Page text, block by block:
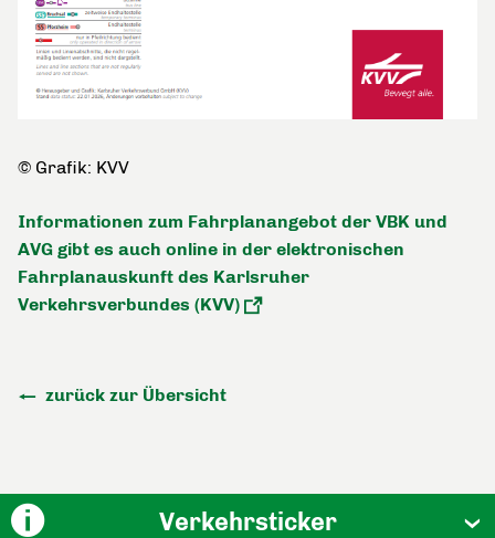
© Grafik: KVV
Informationen zum Fahrplanangebot der VBK und
AVG gibt es auch online in der elektronischen
Fahrplanauskunft des Karlsruher
Verkehrsverbundes (KVV)
zurück zur Übersicht
Verkehrsticker